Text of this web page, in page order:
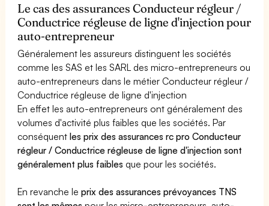
Le cas des assurances Conducteur régleur /
Conductrice régleuse de ligne d'injection pour
auto-entrepreneur
Généralement les assureurs distinguent les sociétés
comme les SAS et les SARL des micro-entrepreneurs ou
auto-entrepreneurs dans le métier Conducteur régleur /
Conductrice régleuse de ligne d'injection
En effet les auto-entrepreneurs ont généralement des
volumes d'activité plus faibles que les sociétés. Par
conséquentles prix des assurances rc pro Conducteur
régleur / Conductrice régleuse de ligne d'injection sont
généralement plus faibles que pour les sociétés.
En revanche leprix des assurances prévoyances TNS